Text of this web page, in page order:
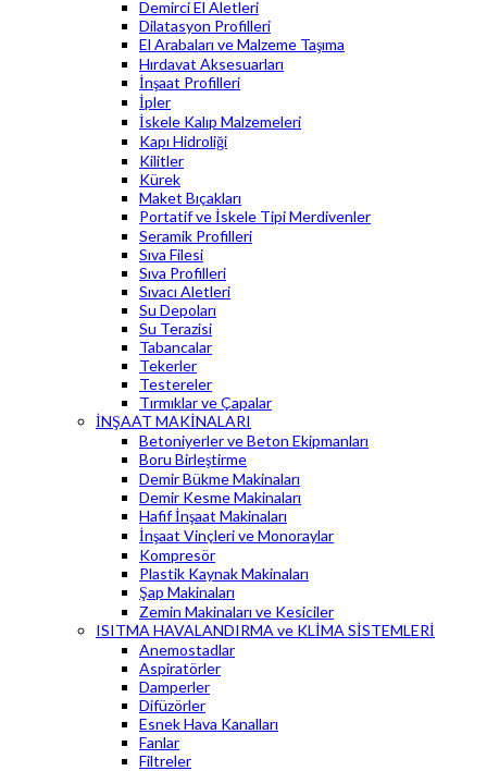
Demirci El Aletleri
Dilatasyon Profilleri
El Arabaları ve Malzeme Taşıma
Hırdavat Aksesuarları
İnşaat Profilleri
İpler
İskele Kalıp Malzemeleri
Kapı Hidroliği
Kilitler
Kürek
Maket Bıçakları
Portatif ve İskele Tipi Merdivenler
Seramik Profilleri
Sıva Filesi
Sıva Profilleri
Sıvacı Aletleri
Su Depoları
Su Terazisi
Tabancalar
Tekerler
Testereler
Tırmıklar ve Çapalar
İNŞAAT MAKİNALARI
Betoniyerler ve Beton Ekipmanları
Boru Birleştirme
Demir Bükme Makinaları
Demir Kesme Makinaları
Hafif İnşaat Makinaları
İnşaat Vinçleri ve Monoraylar
Kompresör
Plastik Kaynak Makinaları
Şap Makinaları
Zemin Makinaları ve Kesiciler
ISITMA HAVALANDIRMA ve KLİMA SİSTEMLERİ
Anemostadlar
Aspiratörler
Damperler
Difüzörler
Esnek Hava Kanalları
Fanlar
Filtreler